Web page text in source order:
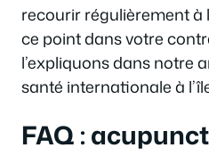
recourir régulièrement à
ce point dans votre
l’expliquons dans notre
santé internationale à
FAQ :